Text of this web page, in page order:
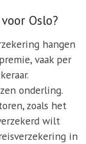
Oslo?
hangen
vaak per
onderling.
zoals het
wilt
in